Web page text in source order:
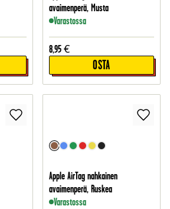
avaimenperä, Musta
Varastossa
8,95 €
OSTA
Apple AirTag nahkainen
avaimenperä, Ruskea
Varastossa